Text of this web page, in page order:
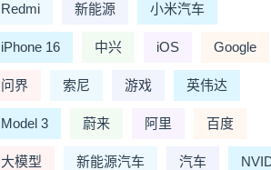
Redmi 新能源 小米汽车
iPhone 16 中兴 iOS Google
问界 索尼 游戏 英伟达
Model 3 蔚来 阿里 百度
大模型 新能源汽车 汽车